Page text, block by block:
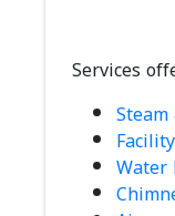
Services
Water